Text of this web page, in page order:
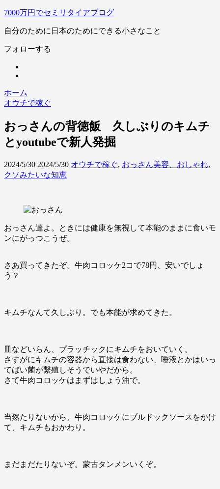
7000万円でセミリタイアブログ
自分のために日本のためにできる小さなこと
フォローする
ホーム
オウチで稼ぐ
おっさんの背徳飯 久しぶりのキムチ
とyoutubeで新人発掘
2024/5/30 2024/5/30 オウチで稼ぐ, おっさん美容、おしゃれ,
クソみたいな知恵
おっさん達よ。ときには健康を無視して本能のままに食いモ
ンにがっつこうぜ。
さあ買ってきたぞ。牛肉コロッケ2コで78円、安いでしょ
う？
キムチなんて久しぶり。でも本能が求めてきた。
皿などいらん、プラッチックにキムチをおいていく。
さすがにキムチの容器から直接は食わない、唾液とかはいっ
てばい菌が繫殖しそうでいやだから。
さて牛肉コロッケはまずはしょう油で。
当然たりないから、牛肉コロッケにブルドックソースをかけ
て、キムチもおかわり。
まだまだたりないぞ。蒙古タンメンいくぞ。